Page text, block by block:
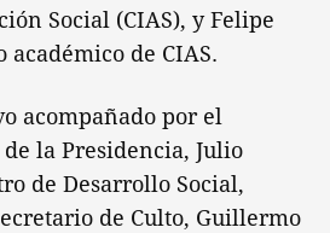
Social (CIAS), y Felipe
académico de CIAS.
acompañado por el
la Presidencia, Julio
de Desarrollo Social,
de Culto, Guillermo